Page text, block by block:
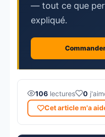
— tout ce que
expliqué.
106 lectures 0
Cet article m'a